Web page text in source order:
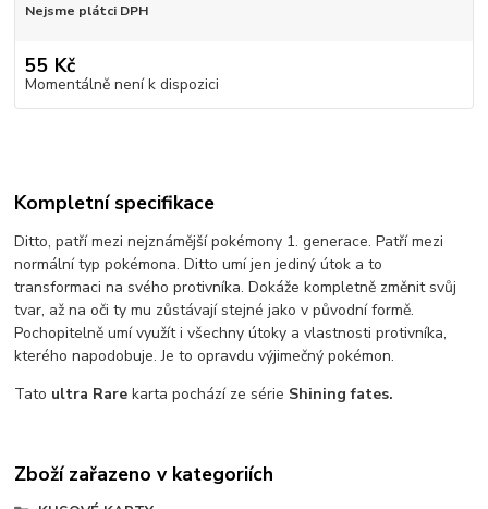
Nejsme plátci DPH
55 Kč
Momentálně není k dispozici
Kompletní specifikace
Ditto, patří mezi nejznámější pokémony 1. generace. Patří mezi
normální typ pokémona. Ditto umí jen jediný útok a to
transformaci na svého protivníka. Dokáže kompletně změnit svůj
tvar, až na oči ty mu zůstávají stejné jako v původní formě.
Pochopitelně umí využít i všechny útoky a vlastnosti protivníka,
kterého napodobuje. Je to opravdu výjimečný pokémon.
Tato ultra Rare karta pochází ze série Shining fates.
Zboží zařazeno v kategoriích